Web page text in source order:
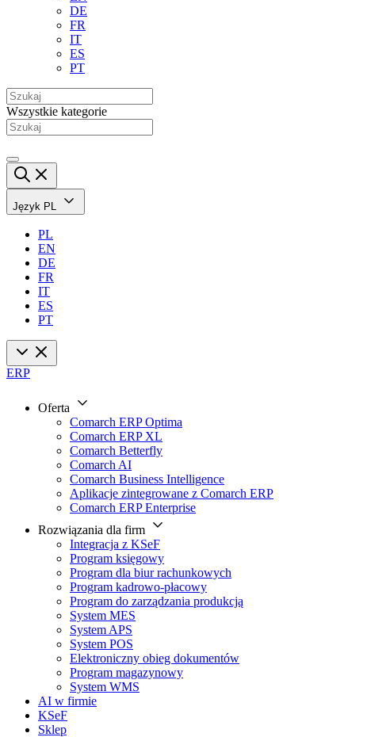
DE
FR
IT
ES
PT
Wszystkie kategorie
Język PL
PL
EN
DE
FR
IT
ES
PT
ERP
Oferta
Comarch ERP Optima
Comarch ERP XL
Comarch Betterfly
Comarch AI
Comarch Business Intelligence
Aplikacje zintegrowane z Comarch ERP
Comarch ERP Enterprise
Rozwiązania dla firm
Integracja z KSeF
Program księgowy
Program dla biur rachunkowych
Program kadrowo-płacowy
Program do zarządzania produkcją
System MES
System APS
System POS
Elektroniczny obieg dokumentów
Program magazynowy
System WMS
AI w firmie
KSeF
Sklep